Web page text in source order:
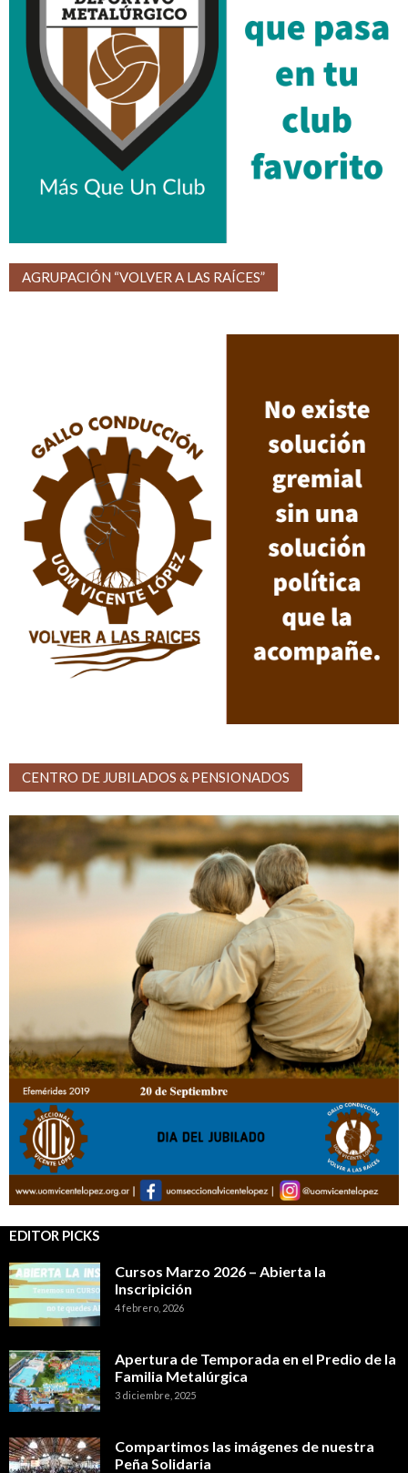
AGRUPACIÓN “VOLVER A LAS RAÍCES”
CENTRO DE JUBILADOS & PENSIONADOS
EDITOR PICKS
Cursos Marzo 2026 – Abierta la
Inscripición
4 febrero, 2026
Apertura de Temporada en el Predio de la
Familia Metalúrgica
3 diciembre, 2025
Compartimos las imágenes de nuestra
Peña Solidaria